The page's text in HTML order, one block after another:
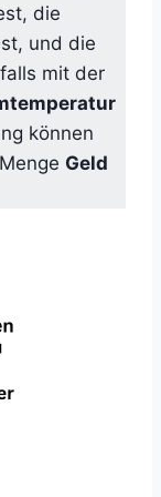
die
und die
mit der
können
Geld